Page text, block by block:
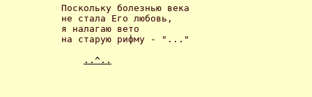
Поскольку болезнью века
не стала Его любовь,
я налагаю вето
на старую рифму - "..."
..^..